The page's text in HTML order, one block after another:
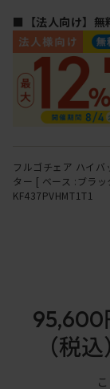
■【法人向け】無
フルゴチェア ハイ
ター [ ベース :ブラ
KF437PVHMT1T1
95,600
（税込